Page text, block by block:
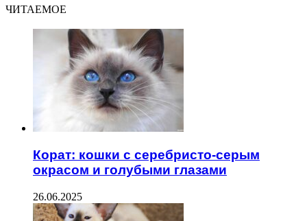
ЧИТАЕМОЕ
Корат: кошки с серебристо-серым
окрасом и голубыми глазами
26.06.2025